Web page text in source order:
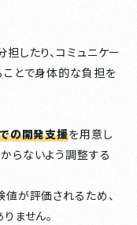
したり、コミュニケー
ことで身体的な負担を
の開発支援を用意し
らないよう調整する
値が評価されるため、
ません。